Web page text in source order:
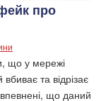
про
що у мережі
та відрізає
впевнені, що даний